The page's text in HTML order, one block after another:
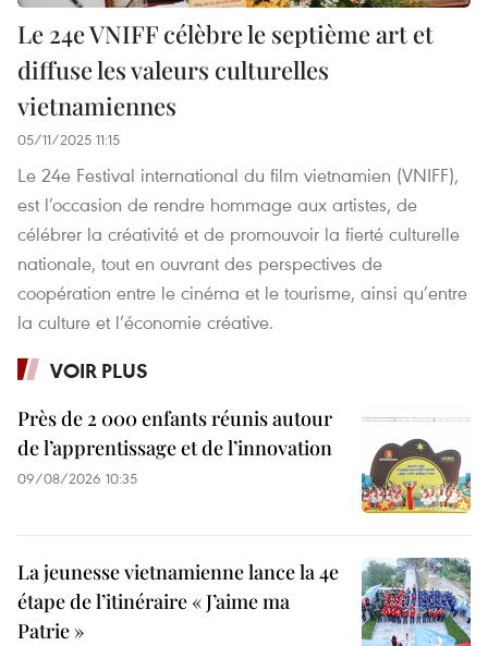
Le 24e VNIFF célèbre le septième art et
diffuse les valeurs culturelles
vietnamiennes
05/11/2025 11:15
Le 24e Festival international du film vietnamien (VNIFF),
est l’occasion de rendre hommage aux artistes, de
célébrer la créativité et de promouvoir la fierté culturelle
nationale, tout en ouvrant des perspectives de
coopération entre le cinéma et le tourisme, ainsi qu’entre
la culture et l’économie créative.
VOIR PLUS
Près de 2 000 enfants réunis autour
de l’apprentissage et de l’innovation
09/08/2026 10:35
La jeunesse vietnamienne lance la 4e
étape de l’itinéraire « J’aime ma
Patrie »